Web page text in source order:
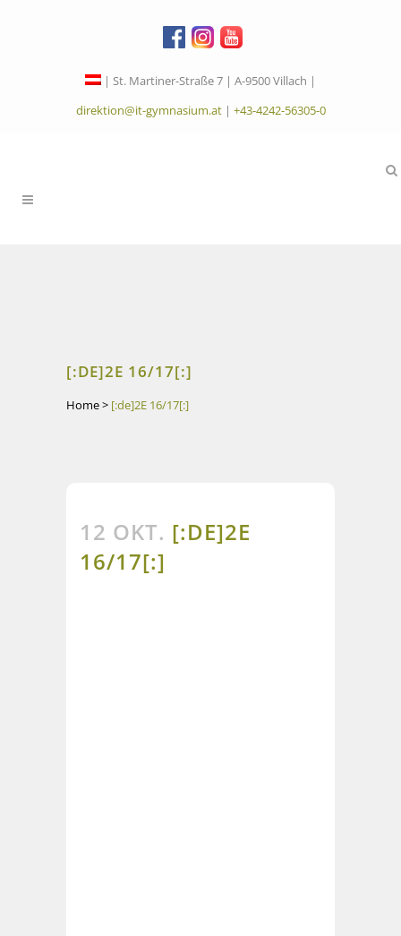
| St. Martiner-Straße 7 | A-9500 Villach |
direktion@it-gymnasium.at| +43-4242-56305-0
[:DE]2E 16/17[:]
Home> [:de]2E 16/17[:]
12 OKT. [:DE]2E
16/17[:]